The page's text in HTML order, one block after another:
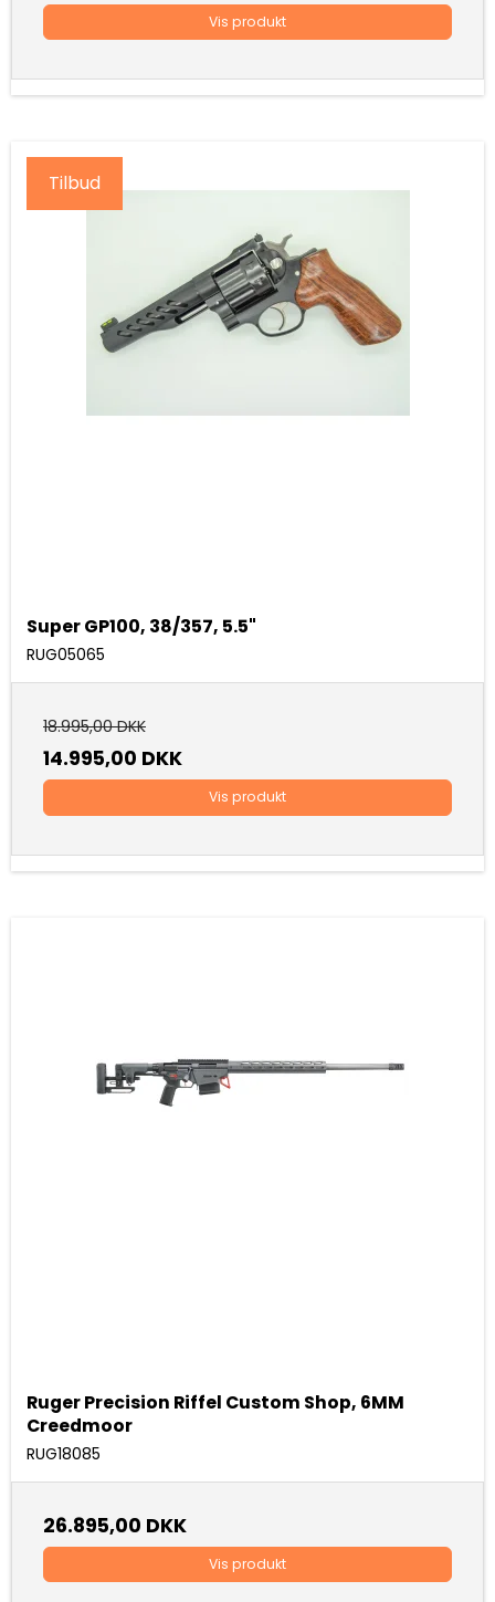
Vis produkt
Tilbud
Super GP100, 38/357, 5.5"
RUG05065
18.995,00 DKK
14.995,00 DKK
Vis produkt
Ruger Precision Riffel Custom Shop, 6MM
Creedmoor
RUG18085
26.895,00 DKK
Vis produkt